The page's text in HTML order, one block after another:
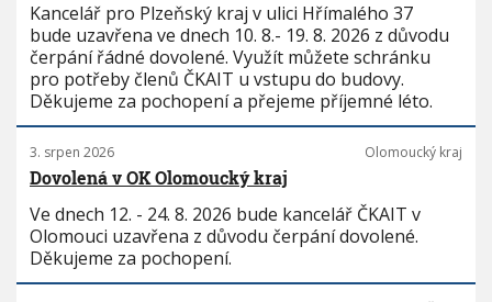
Kancelář pro Plzeňský kraj v ulici Hřímalého 37
bude uzavřena ve dnech 10. 8.- 19. 8. 2026 z důvodu
čerpání řádné dovolené. Využít můžete schránku
pro potřeby členů ČKAIT u vstupu do budovy.
Děkujeme za pochopení a přejeme příjemné léto.
3. srpen 2026 Olomoucký kraj
Dovolená v OK Olomoucký kraj
Ve dnech 12. - 24. 8. 2026 bude kancelář ČKAIT v
Olomouci uzavřena z důvodu čerpání dovolené.
Děkujeme za pochopení.